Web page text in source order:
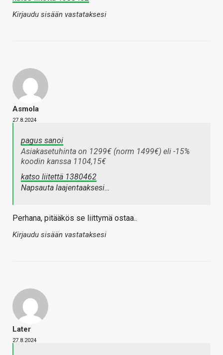
Kirjaudu sisään vastataksesi
Asmola
27.8.2024
pagus sanoi
Asiakasetuhinta on 1299€ (norm 1499€) eli -15%
koodin kanssa 1104,15€
katso liitettä 1380462
Napsauta laajentaaksesi…
Perhana, pitääkös se liittymä ostaa..
Kirjaudu sisään vastataksesi
Later
27.8.2024